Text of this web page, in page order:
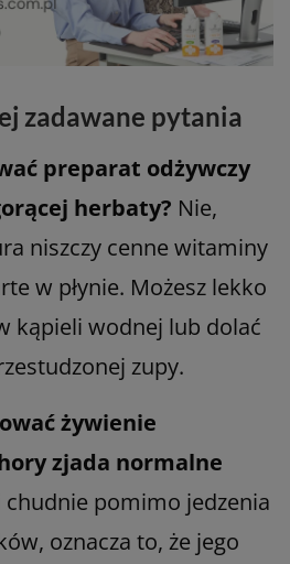
zadawane pytania
preparat odżywczy
herbaty? Nie,
niszczy cenne witaminy
w płynie. Możesz lekko
kąpieli wodnej lub dolać
zupy.
żywienie
zjada normalne
chudnie pomimo jedzenia
oznacza to, że jego